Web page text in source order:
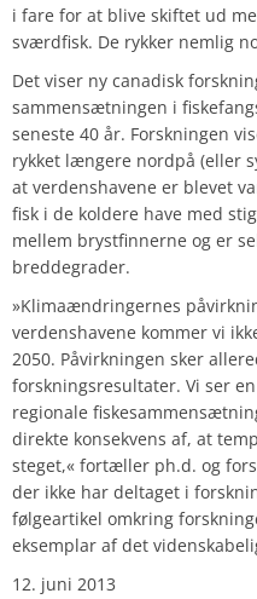
i fare for at blive skiftet ud
sværdfisk. De rykker nemlig
Det viser ny canadisk
sammensætningen i
seneste 40 år. Forskningen
rykket længere nordpå (eller
at verdenshavene er blevet
fisk i de koldere have med
mellem brystfinnerne og er
breddegrader.
»Klimaændringernes
verdenshavene kommer vi
2050. Påvirkningen sker
forskningsresultater. Vi ser
regionale
direkte konsekvens af, at
steget,« fortæller ph.d. og
der ikke har deltaget i
følgeartikel omkring
eksemplar af det
12. juni 2013